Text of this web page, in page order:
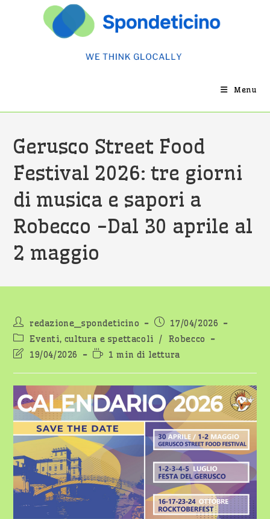
Menu
Gerusco Street Food
Festival 2026: tre giorni
di musica e sapori a
Robecco -Dal 30 aprile al
2 maggio
Autore
dell'articolo:
redazione_spondeticino
Articolo
pubblicato:
17/04/2026
Categoria
dell'articolo:
Eventi, cultura e spettacoli /
Robecco
Ultima
dell'articolo:
19/04/2026
Tempo
lettura:
1 min di lettura